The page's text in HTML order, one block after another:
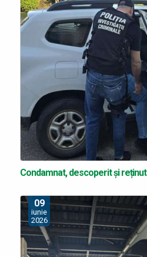
Condamnat, descoperit și
09
iunie
2026